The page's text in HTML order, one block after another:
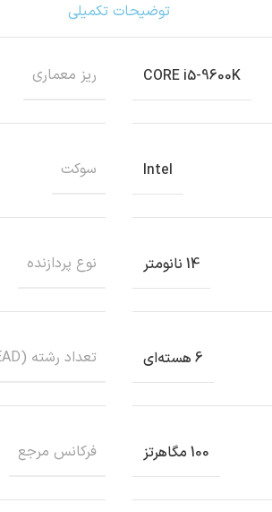
توضیحات تکمیلی
CORE i5-9600K ريز معماري
Intel سوکت
14 نانومتر نوع پردازنده
6 هسته‌ای تعداد رشته (THREAD)
100 مگاهرتز فرکانس مرجع